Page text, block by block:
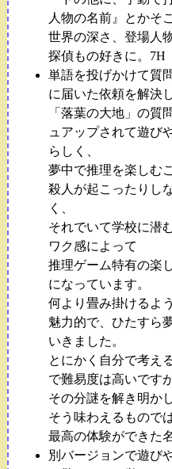
人物の名前』とかそ
世界の深さ、登場人
探偵もの好きに。7H
単語を投げかけて質
に届いた依頼を解決
「落葉の大地」の質
ュアップされて遊び
らしく、
夢中で推理を楽しむ
殺人が起こったりし
く、
それでいて学校に潜
ワク感によって
推理ゲーム特有の楽
になっています。
何より畳み掛けるよ
魅力的で、ひたすら
いきました。
とにかく自分で考え
で難易度は高いですが
その分謎を解き明か
そう味わえるもので
最高の体験ができた
別バージョンで遊び